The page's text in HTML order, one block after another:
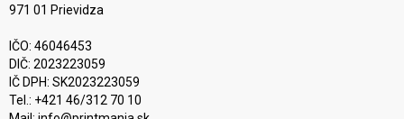
971 01 Prievidza
IČO: 46046453
DIČ: 2023223059
IČ DPH: SK2023223059
Tel.: +421 46/312 70 10